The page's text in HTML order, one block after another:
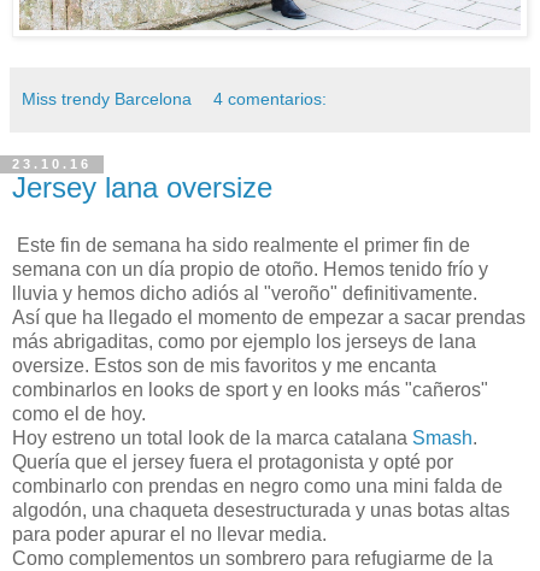
Miss trendy Barcelona 4 comentarios:
23.10.16
Jersey lana oversize
Este fin de semana ha sido realmente el primer fin de
semana con un día propio de otoño. Hemos tenido frío y
lluvia y hemos dicho adiós al "veroño" definitivamente.
Así que ha llegado el momento de empezar a sacar prendas
más abrigaditas, como por ejemplo los jerseys de lana
oversize. Estos son de mis favoritos y me encanta
combinarlos en looks de sport y en looks más "cañeros"
como el de hoy.
Hoy estreno un total look de la marca catalana Smash.
Quería que el jersey fuera el protagonista y opté por
combinarlo con prendas en negro como una mini falda de
algodón, una chaqueta desestructurada y unas botas altas
para poder apurar el no llevar media.
Como complementos un sombrero para refugiarme de la